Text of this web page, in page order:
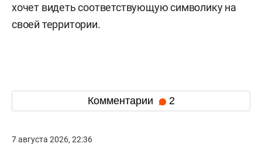
хочет видеть соответствующую символику на
своей территории.
Комментарии 2
7 августа 2026, 22:36